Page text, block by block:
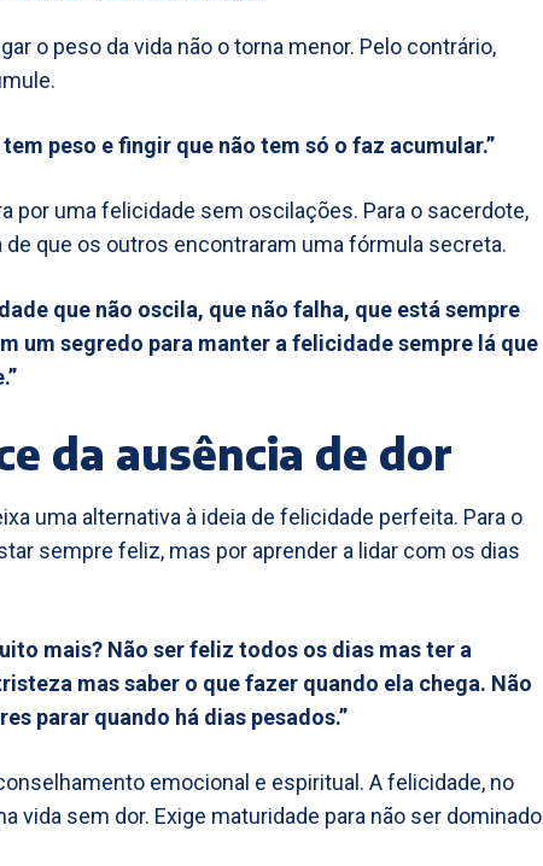
o peso da vida não o torna menor. Pelo contrário,
peso e fingir que não tem só o faz acumular.”
por uma felicidade sem oscilações. Para o sacerdote,
de que os outros encontraram uma fórmula secreta.
que não oscila, que não falha, que está sempre
um segredo para manter a felicidade sempre lá que
da ausência de dor
uma alternativa à ideia de felicidade perfeita. Para o
sempre feliz, mas por aprender a lidar com os dias
mais? Não ser feliz todos os dias mas ter a
mas saber o que fazer quando ela chega. Não
parar quando há dias pesados.”
emocional e espiritual. A felicidade, no
vida sem dor. Exige maturidade para não ser dominado